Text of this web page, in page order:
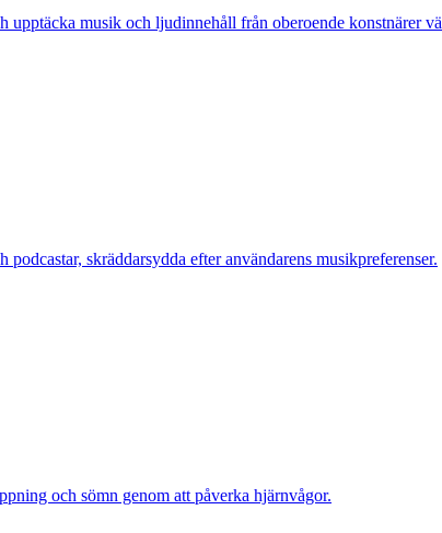
musik och ljudinnehåll från oberoende konstnärer
skräddarsydda efter användarens musikpreferenser.
och sömn genom att påverka hjärnvågor.